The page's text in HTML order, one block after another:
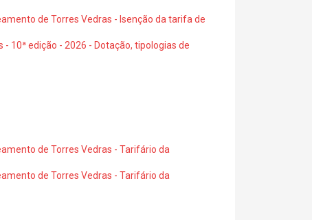
de Torres Vedras - Isenção da tarifa de
10ª edição - 2026 - Dotação, tipologias de
de Torres Vedras - Tarifário da
de Torres Vedras - Tarifário da